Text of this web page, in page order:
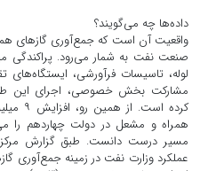
داده‌ها چه می‌گویند؟
واقعیت آن است که جمع‌آوری گازهای
صنعت نفت به شمار می‌رود. پراکندگی
لوله، تاسیسات فرآورشی،
مشارکت بخش خصوصی، اجرای این
کرده
همراه و مشعل در دولت چهاردهم را
مسیر درست دانست. طبق گزارش
عملکرد وزارت نفت در زمینه جمع‌آوری